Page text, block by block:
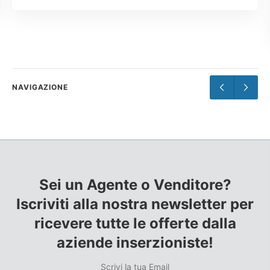
NAVIGAZIONE
Sei un Agente o Venditore?
Iscriviti alla nostra newsletter per
ricevere tutte le offerte dalla
aziende inserzioniste!
Scrivi la tua Email